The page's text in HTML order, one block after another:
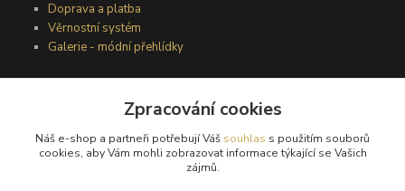
Doprava a platba
Věrnostní systém
Galerie - módní přehlídky
Podmínky užití webového rozhraní
Obchodní podmínky
Ochrana osobních údajů
Zpracování cookies
Náš e-shop a partneři potřebují Váš souhlas s použitím souborů
cookies, aby Vám mohli zobrazovat informace týkající se Vašich
zájmů.